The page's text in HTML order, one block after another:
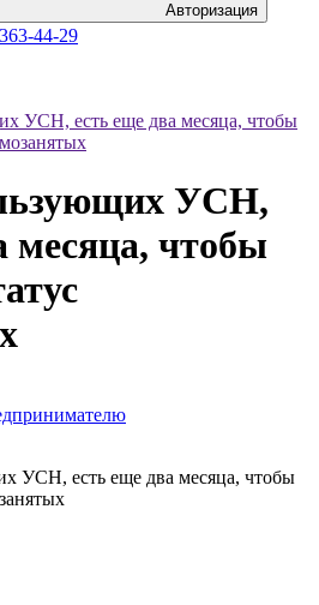
Авторизация
44-29
УСН, есть еще два месяца, чтобы
УСН,
месяца, чтобы